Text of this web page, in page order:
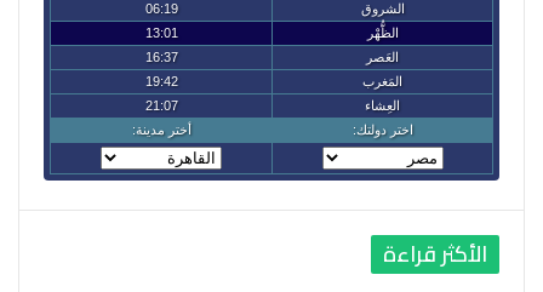
الأكثر قراءة